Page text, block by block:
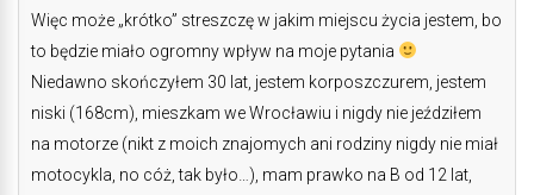
Więc może „krótko” streszczę w jakim miejscu życia jestem, bo
to będzie miało ogromny wpływ na moje pytania
Niedawno skończyłem 30 lat, jestem korposzczurem, jestem
niski (168cm), mieszkam we Wrocławiu i nigdy nie jeździłem
na motorze (nikt z moich znajomych ani rodziny nigdy nie miał
motocykla, no cóż, tak było…), mam prawko na B od 12 lat,